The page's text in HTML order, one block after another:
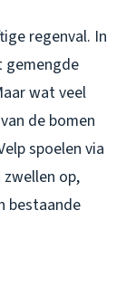
regenval. In
gemengde
wat veel
de bomen
spoelen via
op,
bestaande